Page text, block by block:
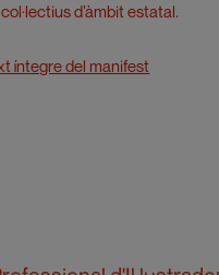
d’àmbit estatal.
íntegre del manifest